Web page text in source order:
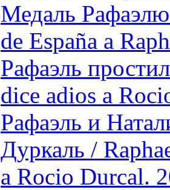
Медаль
de España a
Рафаэль
dice adios a
Рафаэль и
Дуркаль /
a Rocio Durcal.